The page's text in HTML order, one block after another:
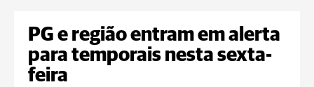
PG e região entram em alerta
para temporais nesta sexta-
feira